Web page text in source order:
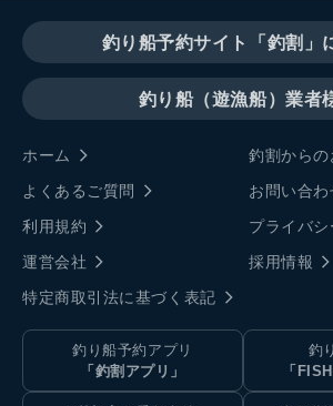
釣り船予約サイト「釣割」
釣り船（遊漁船）業者
ホーム
釣割からの
よくあるご質問
お問い合わ
利用規約
プライバ
運営会社
採用情報
特定商取引法に基づく表記
釣り船予約アプリ
「釣割アプリ」
釣
「